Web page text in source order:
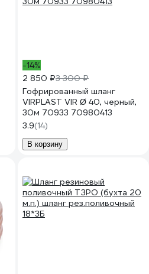
-14%
2 850 ₽3 300 ₽
Гофрированный шланг
VIRPLAST VIR Ø 40, черный,
30м 70933 70980413
3.9(14)
В корзину